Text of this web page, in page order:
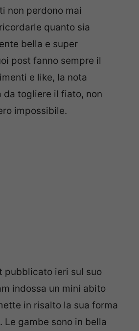
non perdono mai
quanto sia
bella e super
post fanno sempre il
e like, la nota
da togliere il fiato, non
impossibile.
pubblicato ieri sul suo
indossa un mini abito
in risalto la sua forma
Le gambe sono in bella